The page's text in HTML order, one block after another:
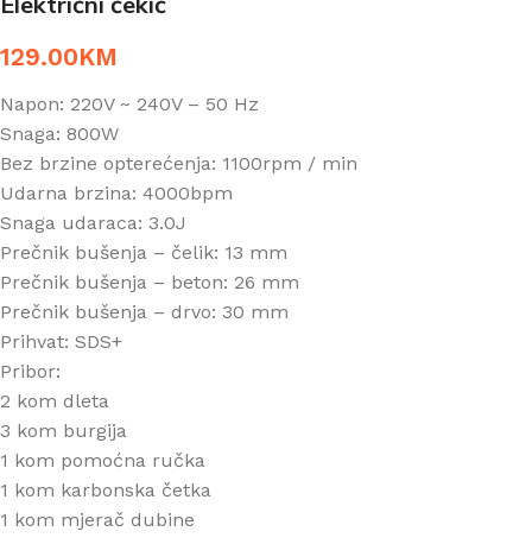
129.00KM
Napon: 220V ~ 240V – 50 Hz
Snaga: 800W
Bez brzine opterećenja: 1100rpm / min
Udarna brzina: 4000bpm
Snaga udaraca: 3.0J
Prečnik bušenja – čelik: 13 mm
Prečnik bušenja – beton: 26 mm
Prečnik bušenja – drvo: 30 mm
Prihvat: SDS+
Pribor:
2 kom dleta
3 kom burgija
1 kom pomoćna ručka
1 kom karbonska četka
1 kom mjerač dubine